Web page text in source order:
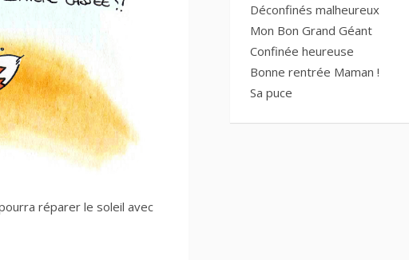
réparer le soleil avec
Déconfinés malheureux
Mon Bon Grand Géant
Confinée heureuse
Bonne rentrée Maman !
Sa puce